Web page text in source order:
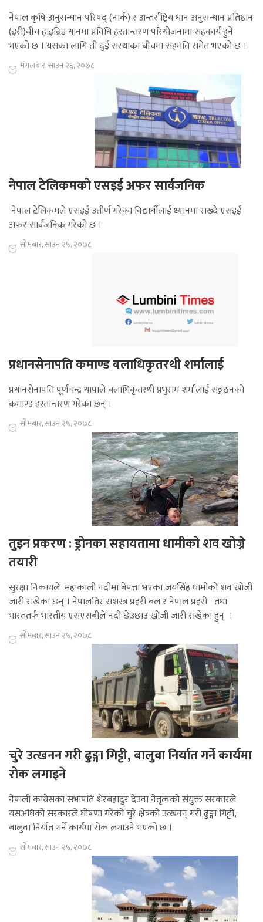
नेपाल कृषि अनुसन्धान परिषद् (नार्क) र अन्तर्राष्ट्रिय धान अनुसन्धान प्रतिष्ठान
(इरी)बीच हाइब्रिड धानमा प्रविधि हस्तान्तरण परियोजनामा सहकार्य हुने
भएको छ । यसका लागि ती दुई सस्थाका बीचमा सहमति समेत भएको छ ।
मंगलबार, साउन २६, २०७८
नेपाल टेलिकमको एसइई अफर सार्वजनिक
नेपाल टेलिकमले एसइई उतीर्ण गरेका विद्यार्थीलाई ध्यानमा राख्दै एसइई
अफर सार्वजनिक गरेको छ ।
सोमबार, साउन २५, २०७८
प्रधानसेनापति कमाण्ड बलाधिकृतरथी शर्मालाई
प्रधानसेनापति पूर्णचन्द्र थापाले बलाधिकृतरथी प्रभुराम शर्मालाई सङ्गठनको
कमाण्ड हस्तान्तरण गरेका छन् ।
सोमबार, साउन २५, २०७८
तुइन प्रकरण : ड्रोनका सहायतामा धामीको शव खोज्ने
तयारी
सुरक्षा निकायले महाकाली नदीमा बेपत्ता भएका जयसिंह धामीको शव खोजी
जारी राखेका छन् । नेपालतिर सशस्त्र प्रहरी बल र नेपाल प्रहरी तथा
भारततर्फ भारतीय एसएसबीले नदी छेउछाउ खोजी जारी राखेका हुन् ।
सोमबार, साउन २५, २०७८
चुरे उत्खनन गरी ढुङ्गा गिट्टी, बालुवा निर्यात गर्ने कार्यमा
रोक लगाइने
नेपाली कांग्रेसका सभापति शेरबहादुर देउवा नेतृत्वको संयुक्त सरकारले
यसअघिको सरकारले घोषणा गरेको चुरे क्षेत्रको उत्खनन् गरी ढुङ्गा गिट्टी,
बालुवा निर्यात गर्ने कार्यमा रोक लगाउने भएको छ ।
सोमबार, साउन २५, २०७८